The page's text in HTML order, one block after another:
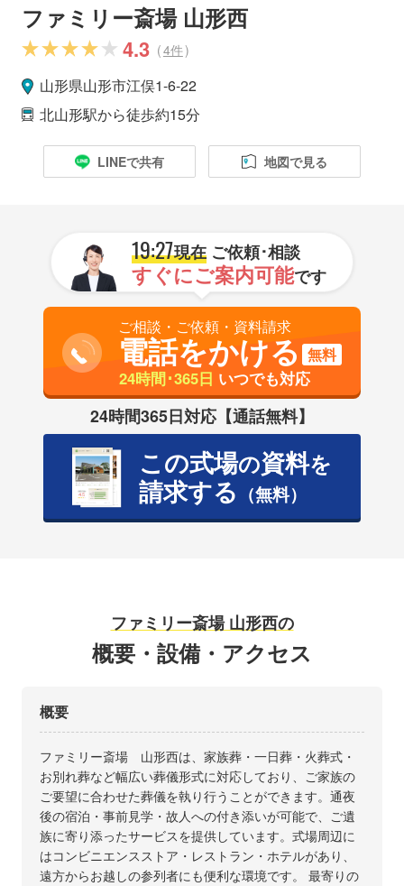
ファミリー斎場 山形西
4.3 (4件)
山形県山形市江俣1-6-22
北山形駅から徒歩約15分
LINEで共有 地図で見る
19:27現在ご依頼･相談
すぐにご案内可能です
ご相談・ご依頼・資料請求
電話をかける 無料
24時間･365日 いつでも対応
24時間365日対応【通話無料】
この式場の資料を
請求する （無料）
ファミリー斎場 山形西の
概要・設備・アクセス
概要
ファミリー斎場 山形西は、家族葬・一日葬・火葬式・
お別れ葬など幅広い葬儀形式に対応しており、ご家族の
ご要望に合わせた葬儀を執り行うことができます。通夜
後の宿泊・事前見学・故人への付き添いが可能で、ご遺
族に寄り添ったサービスを提供しています。式場周辺に
はコンビニエンスストア・レストラン・ホテルがあり、
遠方からお越しの参列者にも便利な環境です。 最寄りの